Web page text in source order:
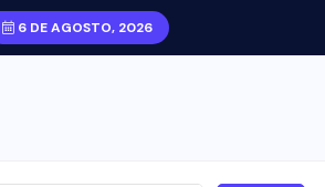
6 DE AGOSTO, 2026